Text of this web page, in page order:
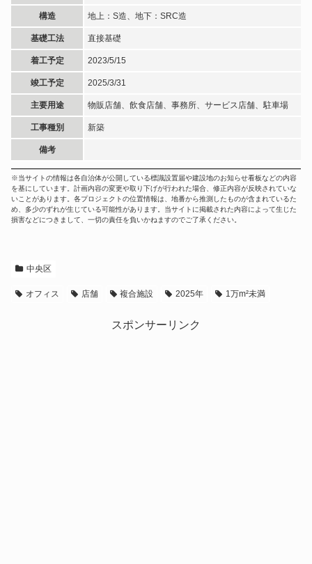
構造 地上：S造、地下：SRC造
基礎工法 直接基礎
着工予定 2023/5/15
竣工予定 2025/3/31
主要用途 物販店舗、飲食店舗、事務所、サービス店舗、駐車場
工事種別 新築
備考
※当サイトの情報は各自治体が公開している標識設置届や建設地のお知らせ看板などの内容
を基にしています。計画内容の変更や取り下げが行われた場合、修正内容が反映されていな
いことがあります。各プロジェクトの位置情報は、地番から推測したものが含まれているた
め、多少のずれが生じている可能性があります。当サイトに掲載された内容によって生じた
損害などにつきまして、一切の責任を負いかねますのでご了承ください。
中央区
オフィス 店舗 複合施設 2025年 1万m²未満
スポンサーリンク